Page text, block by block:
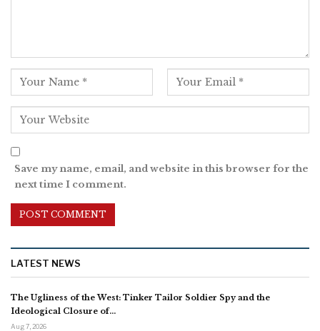
Save my name, email, and website in this browser for the
next time I comment.
LATEST NEWS
The Ugliness of the West: Tinker Tailor Soldier Spy and the
Ideological Closure of…
Aug 7, 2026